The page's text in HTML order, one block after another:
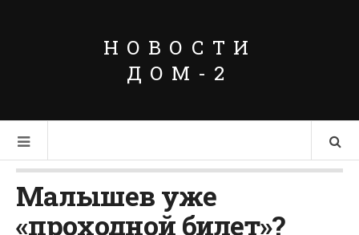
НОВОСТИ
ДОМ-2
Малышев уже
«проходной билет»?